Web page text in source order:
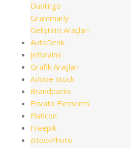
Duolingo
Grammarly
Geliştirici Araçları
AutoDesk
Jetbrains
Grafik Araçları
Adobe Stock
Brandpacks
Envato Elements
Flaticon
Freepik
iStockPhoto